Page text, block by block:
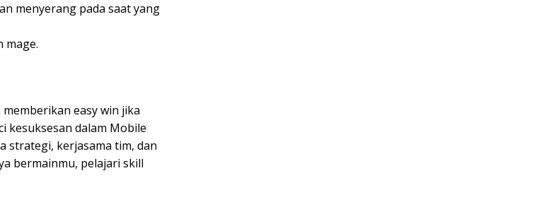
menyerang pada saat yang
mage.
easy win jika
kesuksesan dalam Mobile
strategi, kerjasama tim, dan
bermainmu, pelajari skill